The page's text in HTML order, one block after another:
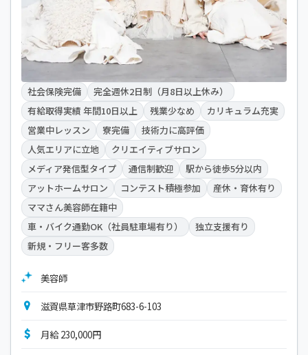
社会保険完備
完全週休2日制（月8日以上休み）
有給取得実績 年間10日以上
残業少なめ
カリキュラム充実
営業中レッスン
寮完備
技術力に高評価
人気エリアに立地
クリエイティブサロン
メディア発信型タイプ
通信制歓迎
駅から徒歩5分以内
アットホームサロン
コンテスト積極参加
産休・育休有り
ママさん美容師在籍中
車・バイク通勤OK（社員駐車場有り）
独立支援有り
新規・フリー客多数
美容師
滋賀県草津市野路町683-6-103
月給 230,000円